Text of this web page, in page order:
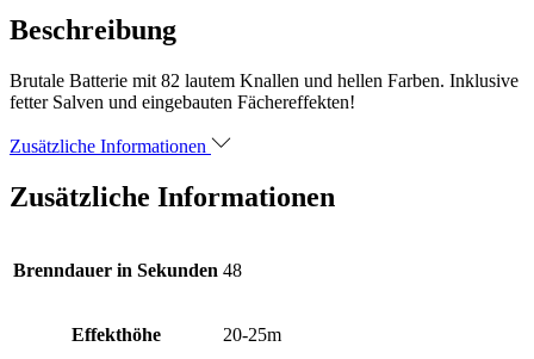
Beschreibung
Brutale Batterie mit 82 lautem Knallen und hellen Farben. Inklusive
fetter Salven und eingebauten Fächereffekten!
Zusätzliche Informationen
Zusätzliche Informationen
Brenndauer in Sekunden 48
Effekthöhe 20-25m